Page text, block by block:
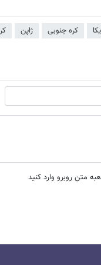
کره جنوبی ژاپن
متن روبرو وارد کنید